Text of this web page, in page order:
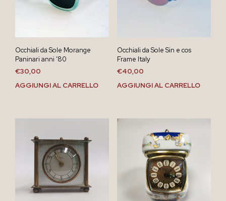
Occhiali da Sole Morange
Paninari anni ’80
€30,00
AGGIUNGI AL CARRELLO
Occhiali da Sole Sin e cos
Frame Italy
€40,00
AGGIUNGI AL CARRELLO